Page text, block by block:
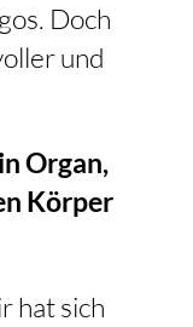
Doch
und
Organ,
Körper
hat sich